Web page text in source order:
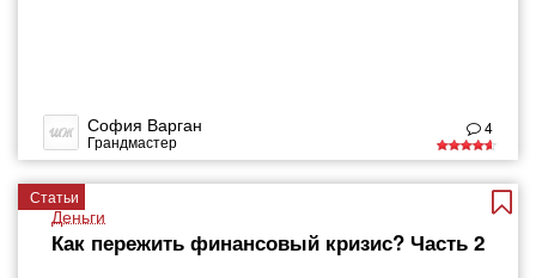
София Варган
Грандмастер
4
Статьи
Деньги
Как пережить финансовый кризис? Часть 2